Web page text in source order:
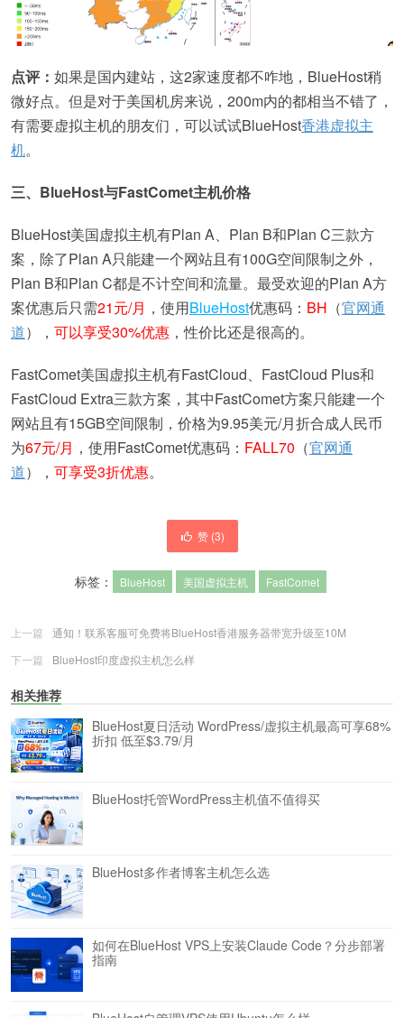
点评： 如果是国内建站，这2家速度都不咋地，BlueHost稍
微好点。但是对于美国机房来说，200m内的都相当不错了，
有需要虚拟主机的朋友们，可以试试BlueHost香港虚拟主
机。
三、BlueHost与FastComet主机价格
BlueHost美国虚拟主机有Plan A、Plan B和Plan C三款方
案，除了Plan A只能建一个网站且有100G空间限制之外，
Plan B和Plan C都是不计空间和流量。最受欢迎的Plan A方
案优惠后只需21元/月 ，使用BlueHost优惠码： BH （官网通
道）， 可以享受30%优惠 ，性价比还是很高的。
FastComet美国虚拟主机有FastCloud、FastCloud Plus和
FastCloud Extra三款方案，其中FastComet方案只能建一个
网站且有15GB空间限制，价格为9.95美元/月折合成人民币
为67元/月 ，使用FastComet优惠码： FALL70 （官网通
道）， 可享受3折优惠。
赞 (3)
标签： BlueHost 美国虚拟主机 FastComet
上一篇
通知！联系客服可免费将BlueHost香港服务器带宽升级至10M
下一篇
BlueHost印度虚拟主机怎么样
相关推荐
BlueHost夏日活动 WordPress/虚拟主机最高可享68%
折扣 低至$3.79/月
BlueHost托管WordPress主机值不值得买
BlueHost多作者博客主机怎么选
如何在BlueHost VPS上安装Claude Code？分步部署
指南